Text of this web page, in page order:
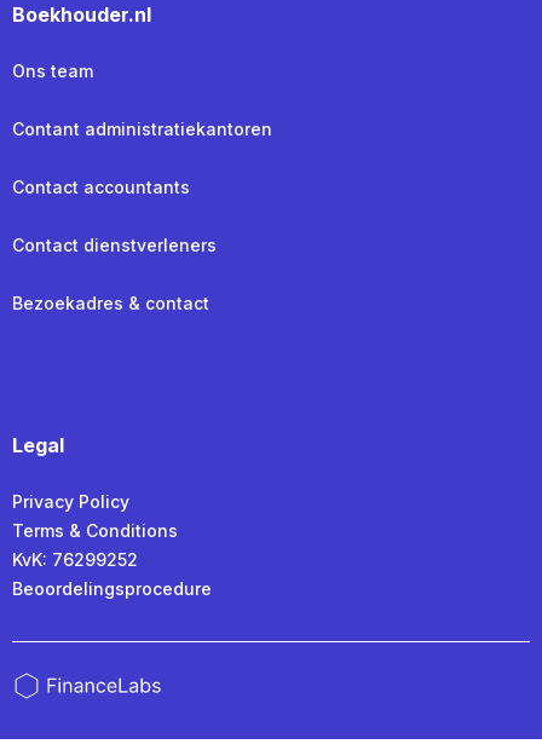
Boekhouder.nl
Ons team
Contant administratiekantoren
Contact accountants
Contact dienstverleners
Bezoekadres & contact
Legal
Privacy Policy
Terms & Conditions
KvK: 76299252
Beoordelingsprocedure